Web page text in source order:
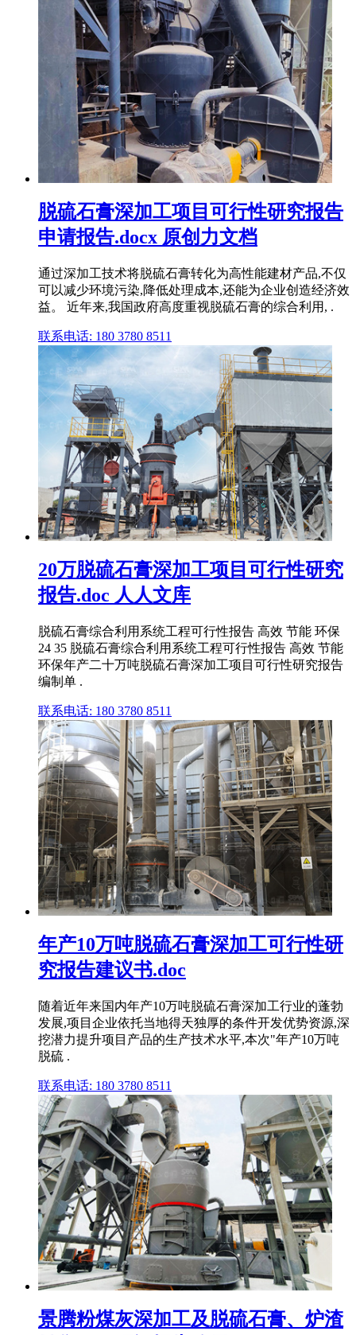
脱硫石膏深加工项目可行性研究报告
申请报告.docx 原创力文档
通过深加工技术将脱硫石膏转化为高性能建材产品,不仅
可以减少环境污染,降低处理成本,还能为企业创造经济效
益。 近年来,我国政府高度重视脱硫石膏的综合利用, .
联系电话: 180 3780 8511
20万脱硫石膏深加工项目可行性研究
报告.doc 人人文库
脱硫石膏综合利用系统工程可行性报告 高效 节能 环保
24 35 脱硫石膏综合利用系统工程可行性报告 高效 节能
环保年产二十万吨脱硫石膏深加工项目可行性研究报告
编制单 .
联系电话: 180 3780 8511
年产10万吨脱硫石膏深加工可行性研
究报告建议书.doc
随着近年来国内年产10万吨脱硫石膏深加工行业的蓬勃
发展,项目企业依托当地得天独厚的条件开发优势资源,深
挖潜力提升项目产品的生产技术水平,本次"年产10万吨
脱硫 .
联系电话: 180 3780 8511
景腾粉煤灰深加工及脱硫石膏、炉渣